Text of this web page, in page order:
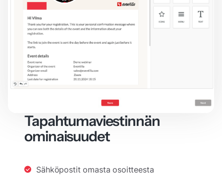
Tapahtumaviestinnän
ominaisuudet
Sähköpostit omasta osoitteesta